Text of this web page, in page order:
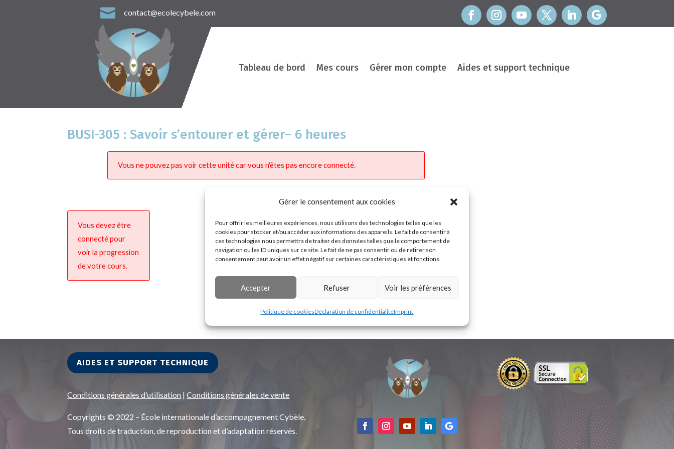
Gérer le consentement aux cookies
Pour offrir les meilleures expériences, nous utilisons des technologies telles que les
cookies pour stocker et/ou accéder aux informations des appareils. Le fait de consentir à
ces technologies nous permettra de traiter des données telles que le comportement de
navigation ou les ID uniques sur ce site. Le fait de ne pas consentir ou de retirer son
consentement peut avoir un effet négatif sur certaines caractéristiques et fonctions.
Accepter Refuser Voir les préférences
Politique de cookiesDéclaration de confidentialitéImprint
 contact@ecolecybele.com
Tableau de bord Mes cours Gérer mon compte Aides et support technique
BUSI-305 : Savoir s’entourer et gérer– 6 heures
Vous ne pouvez pas voir cette unité car vous n'êtes pas encore connecté.
Vous devez être
connecté pour
voir la progression
de votre cours.
AIDES ET SUPPORT TECHNIQUE
Conditions générales d’utilisation | Conditions générales de vente
Copyrights © 2022 – École internationale d’accompagnement Cybèle.
Tous droits de traduction, de reproduction et d’adaptation réservés.